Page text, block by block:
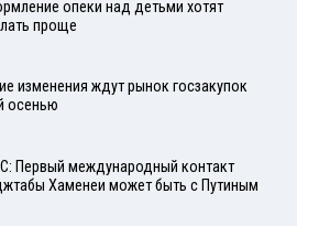
опеки над детьми хотят
проще
изменения ждут рынок госзакупок
осенью
Первый международный контакт
Хаменеи может быть с Путиным